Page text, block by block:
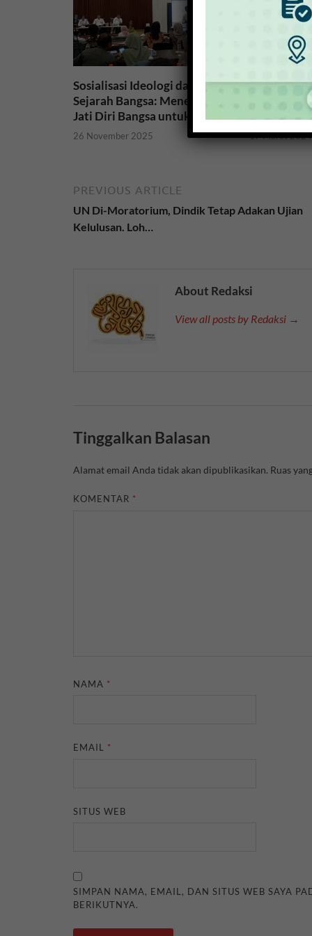
Sosialisasi Ideologi dan
Sejarah Bangsa: Meneguhkan
Jati Diri Bangsa untuk NKRI
26 November 2025
Gangguan
Puasa
yang
17 Maret 2024
PREVIOUS ARTICLE
UN Di-Moratorium, Dindik Tetap Adakan Ujian
Kelulusan. Loh…
About Redaksi
View all posts by Redaksi →
Tinggalkan Balasan
Alamat email Anda tidak akan dipublikasikan. Ruas
KOMENTAR *
NAMA *
EMAIL *
SITUS WEB
SIMPAN NAMA, EMAIL, DAN SITUS WEB SAYA
BERIKUTNYA.